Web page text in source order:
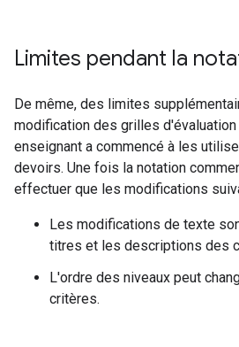
Limites pendant la
De même, des limites
modification des grilles
enseignant a commencé à les
devoirs. Une fois la notation
effectuer que les modifications
Les modifications de texte
titres et les descriptions des
L'ordre des niveaux peut
critères.